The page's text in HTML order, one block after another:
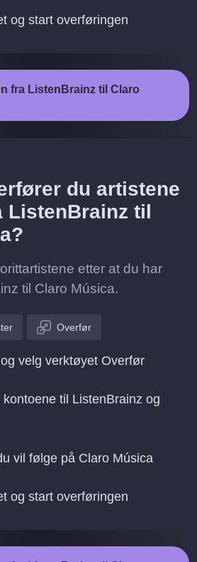
og start overføringen
fra ListenBrainz til Claro
du artistene
ListenBrainz til
etter at du har
til Claro Música.
Overfør
velg verktøyet Overfør
til ListenBrainz og
vil følge på Claro Música
og start overføringen